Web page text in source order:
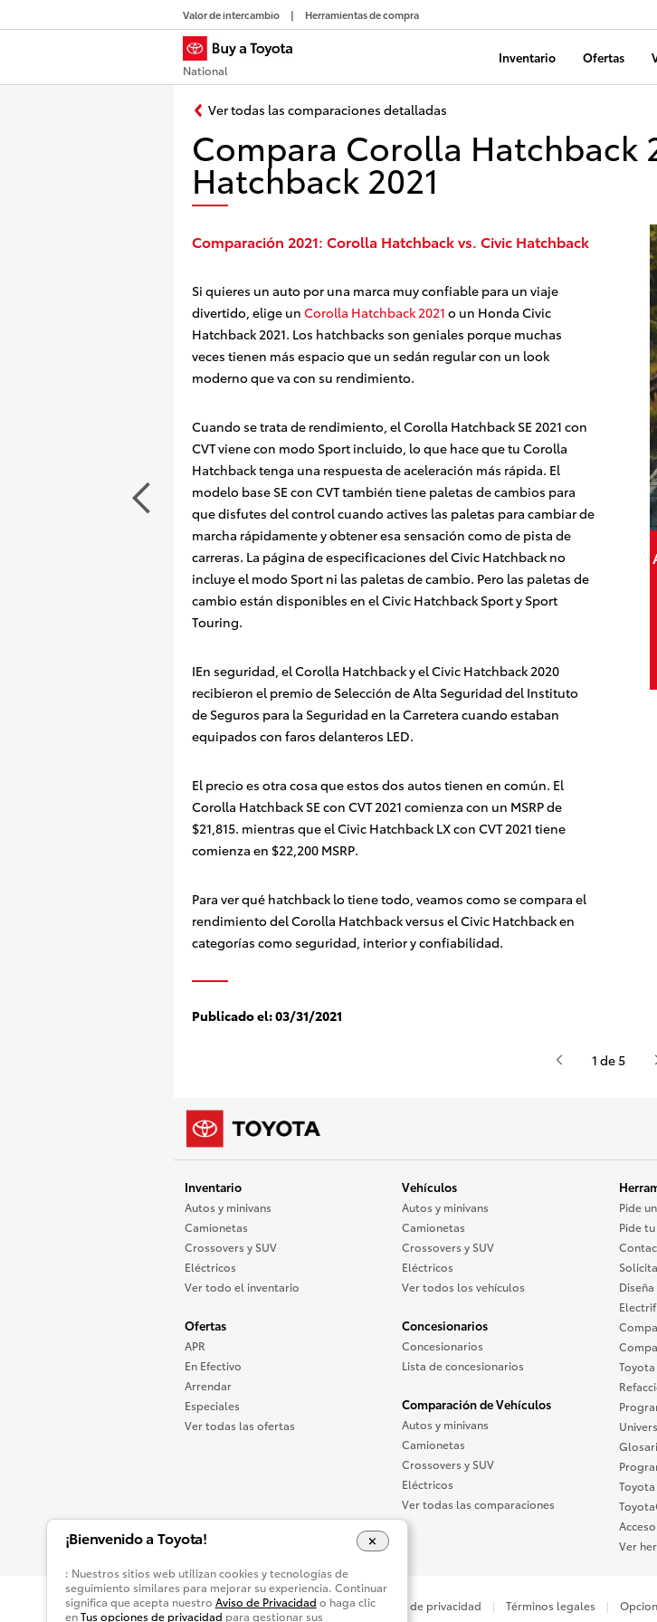
Valor de intercambio Herramientas de compra
National
Inventario Ofertas
Ver todas las comparaciones detalladas
Compara Corolla Hatchback
Hatchback 2021
Comparación 2021: Corolla Hatchback vs. Civic Hatchback
Si quieres un auto por una marca muy confiable para un viaje
divertido, elige un Corolla Hatchback 2021 o un Honda Civic
Hatchback 2021. Los hatchbacks son geniales porque muchas
veces tienen más espacio que un sedán regular con un look
moderno que va con su rendimiento.
Cuando se trata de rendimiento, el Corolla Hatchback SE 2021 con
CVT viene con modo Sport incluido, lo que hace que tu Corolla
Hatchback tenga una respuesta de aceleración más rápida. El
modelo base SE con CVT también tiene paletas de cambios para
que disfutes del control cuando actives las paletas para cambiar de
marcha rápidamente y obtener esa sensación como de pista de
carreras. La página de especificaciones del Civic Hatchback no
incluye el modo Sport ni las paletas de cambio. Pero las paletas de
cambio están disponibles en el Civic Hatchback Sport y Sport
Touring.
IEn seguridad, el Corolla Hatchback y el Civic Hatchback 2020
recibieron el premio de Selección de Alta Seguridad del Instituto
de Seguros para la Seguridad en la Carretera cuando estaban
equipados con faros delanteros LED.
El precio es otra cosa que estos dos autos tienen en común. El
Corolla Hatchback SE con CVT 2021 comienza con un MSRP de
$21,815. mientras que el Civic Hatchback LX con CVT 2021 tiene
comienza en $22,200 MSRP.
Para ver qué hatchback lo tiene todo, veamos como se compara el
rendimiento del Corolla Hatchback versus el Civic Hatchback en
categorías como seguridad, interior y confiabilidad.
Publicado el:03/31/2021
1 de 5
Inventario
Autos y minivans
Camionetas
Crossovers y SUV
Eléctricos
Ver todo el inventario
Ofertas
APR
En Efectivo
Arrendar
Especiales
Ver todas las ofertas
Vehículos
Autos y minivans
Camionetas
Crossovers y SUV
Eléctricos
Ver todos los vehículos
Concesionarios
Concesionarios
Lista de concesionarios
Comparación de Vehículos
Autos y minivans
Camionetas
Crossovers y SUV
Eléctricos
Ver todas las comparaciones
Pide
Pide
Toyota
Ver
Mapa del Sitio Accesibilidad Aviso de privacidad Términos legales
¡Bienvenido a Toyota!
: Nuestros sitios web utilizan cookies y tecnologías de
seguimiento similares para mejorar su experiencia. Continuar
significa que acepta nuestro Aviso de Privacidad o haga clic
enTus opciones de privacidad para gestionar sus